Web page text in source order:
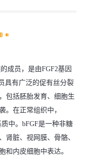
成员，是由FGF2基因
具有广泛的促有丝分裂
包括胚胎发育、细胞生
。在正常组织中，
中。bFGF是一种非糖
肾脏、视网膜、骨骼、
和内皮细胞中表达。